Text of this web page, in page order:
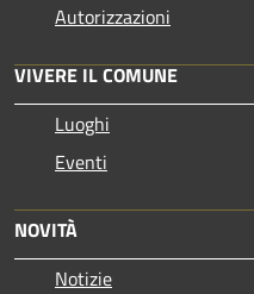
Autorizzazioni
VIVERE IL COMUNE
Luoghi
Eventi
NOVITÀ
Notizie